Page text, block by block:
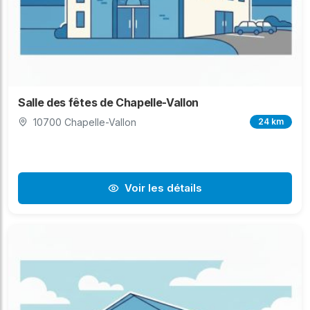
Salle des fêtes de Chapelle-Vallon
10700 Chapelle-Vallon 24 km
Voir les détails